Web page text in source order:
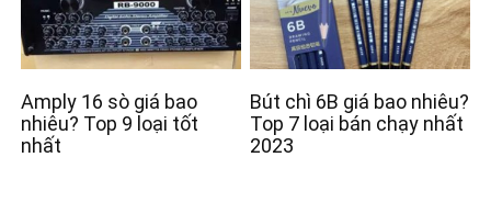
Amply 16 sò giá bao
nhiêu? Top 9 loại tốt
nhất
Bút chì 6B giá bao nhiêu?
Top 7 loại bán chạy nhất
2023